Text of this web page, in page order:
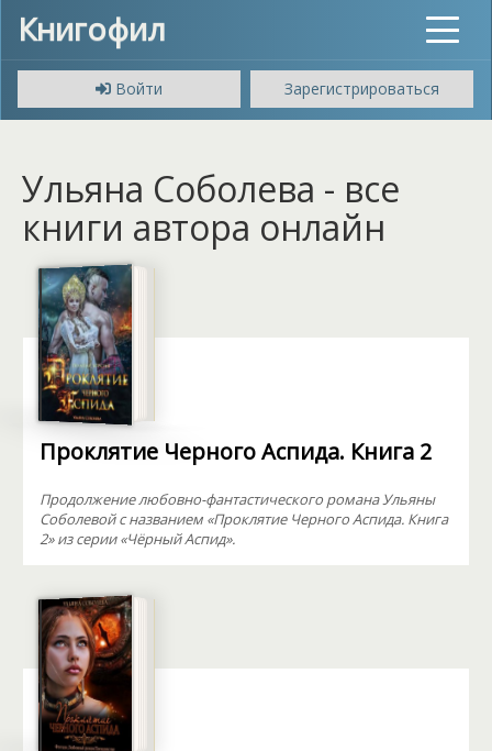
Книгофил
Toggle
Войти
Зарегистрироваться
Ульяна Соболева - все
книги автора онлайн
Проклятие Черного Аспида. Книга 2
Продолжение любовно-фантастического романа Ульяны
Соболевой с названием «Проклятие Черного Аспида. Книга
2» из серии «Чёрный Аспид».